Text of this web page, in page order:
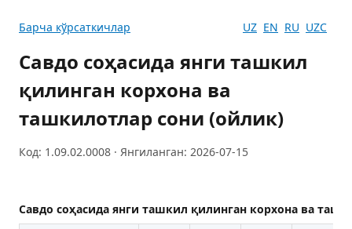
Барча кўрсаткичлар UZ EN RU UZC
Савдо соҳасида янги ташкил
қилинган корхона ва
ташкилотлар сони (ойлик)
Код: 1.09.02.0008 · Янгиланган: 2026-07-15
Савдо соҳасида янги ташкил қилинган корхона ва